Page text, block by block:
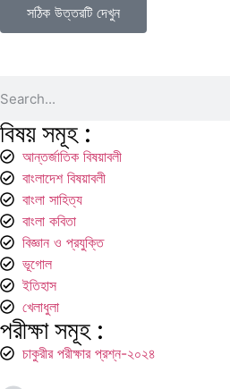
সঠিক উত্তরটি দেখুন
বিষয় সমূহ :
আন্তর্জাতিক বিষয়াবলী
বাংলাদেশ বিষয়াবলী
বাংলা সাহিত্য
বাংলা কবিতা
বিজ্ঞান ও প্রযুক্তি
ভূগোল
ইতিহাস
খেলাধুলা
পরীক্ষা সমূহ :
চাকুরীর পরীক্ষার প্রশ্ন-২০২৪